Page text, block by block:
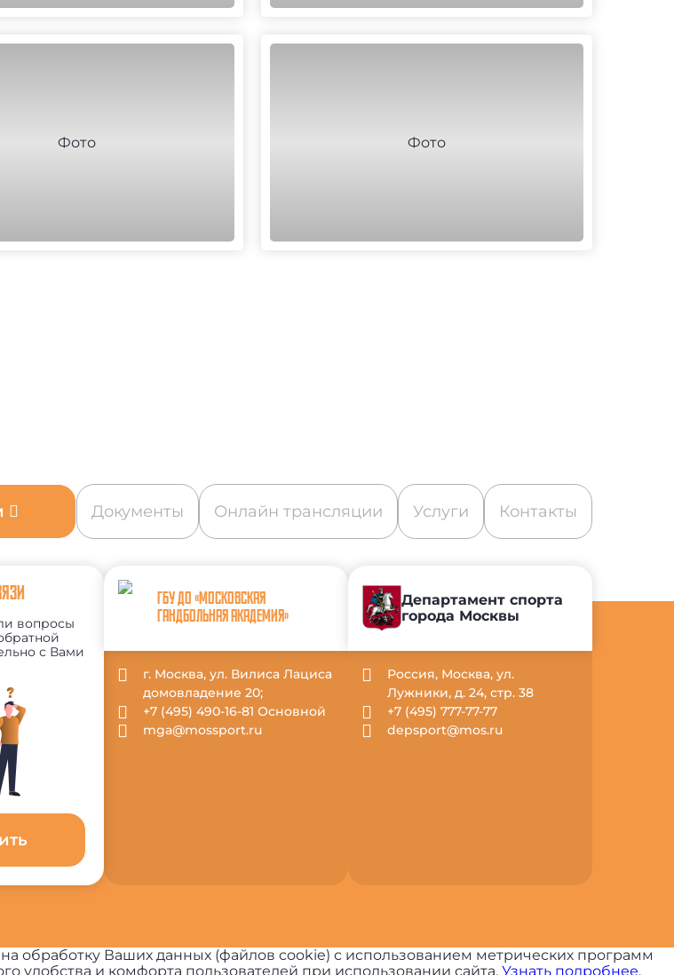
Документы Онлайн трансляции Услуги Контакты
вопросы
с Вами
ГБУ ДО «МОСКОВСКАЯ
ГАНДБОЛЬНАЯ АКАДЕМИЯ»
г. Москва, ул. Вилиса Лациса
домовладение 20;
+7 (495) 490-16-81 Основной
mga@mossport.ru
Департамент спорта
города Москвы
Россия, Москва, ул.
Лужники, д. 24, стр. 38
+7 (495) 777-77-77
depsport@mos.ru
обработку Ваших данных (файлов cookie) с использованием метрических программ
удобства и комфорта пользователей при использовании сайта. Узнать подробнее.